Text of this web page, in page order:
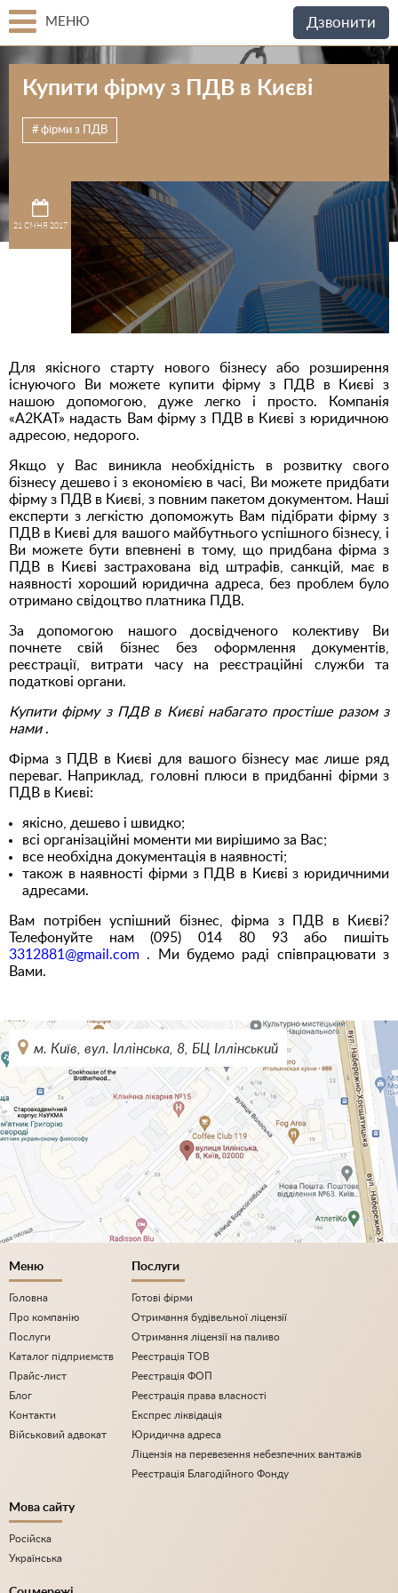
МЕНЮ Дзвонити
Купити фірму з ПДВ в Києві
фірми з ПДВ
21 СІЧНЯ 2017
Для якісного старту нового бізнесу або розширення
існуючого Ви можете купити фірму з ПДВ в Києві з
нашою допомогою, дуже легко і просто. Компанія
«А2КАТ» надасть Вам фірму з ПДВ в Києві з юридичною
адресою, недорого.
Якщо у Вас виникла необхідність в розвитку свого
бізнесу дешево і з економією в часі, Ви можете придбати
фірму з ПДВ в Києві, з повним пакетом документом. Наші
експерти з легкістю допоможуть Вам підібрати фірму з
ПДВ в Києві для вашого майбутнього успішного бізнесу, і
Ви можете бути впевнені в тому, що придбана фірма з
ПДВ в Києві застрахована від штрафів, санкцій, має в
наявності хороший юридична адреса, без проблем було
отримано свідоцтво платника ПДВ.
За допомогою нашого досвідченого колективу Ви
почнете свій бізнес без оформлення документів,
реєстрації, витрати часу на реєстраційні служби та
податкові органи.
Купити фірму з ПДВ в Києві набагато простіше разом з
нами .
Фірма з ПДВ в Києві для вашого бізнесу має лише ряд
переваг. Наприклад, головні плюси в придбанні фірми з
ПДВ в Києві:
якісно, дешево і швидко;
всі організаційні моменти ми вирішимо за Вас;
все необхідна документація в наявності;
також в наявності фірми з ПДВ в Києві з юридичними
адресами.
Вам потрібен успішний бізнес, фірма з ПДВ в Києві?
Телефонуйте нам (095) 014 80 93 або пишіть
3312881@gmail.com . Ми будемо раді співпрацювати з
Вами.
м. Київ, вул. Іллінська, 8, БЦ Іллінський
Меню
Головна
Про компанію
Послуги
Каталог підприємств
Прайс-лист
Блог
Контакти
Військовий адвокат
Послуги
Готові фірми
Отримання будівельної ліцензії
Отримання ліцензії на паливо
Реєстрація ТОВ
Реєстрація ФОП
Реєстрація права власності
Експрес ліквідація
Юридична адреса
Ліцензія на перевезення небезпечних вантажів
Реєстрація Благодійного Фонду
Мова сайту
Російска
Українська